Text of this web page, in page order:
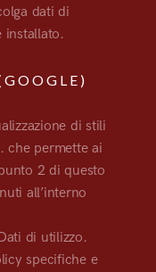
dati di
installato.
di stili
che permette ai
2 di questo
all’interno
di utilizzo.
specifiche e